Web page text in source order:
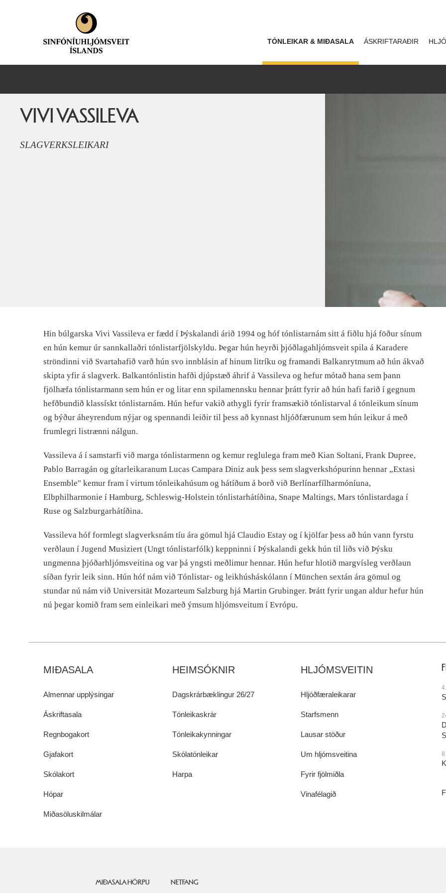
VIVI VASSILEVA
SLAGVERKSLEIKARI
Hin búlgarska Vivi Vassileva er fædd í Þýskalandi árið 1994 og hóf tónlistarnám sitt á fiðlu hjá föður sínum
en hún kemur úr sannkallaðri tónlistarfjölskyldu. Þegar hún heyrði þjóðlagahljómsveit spila á Karadere
ströndinni við Svartahafið varð hún svo innblásin af hinum litríku og framandi Balkanrytmum að hún ákvað
skipta yfir á slagverk. Balkantónlistin hafði djúpstæð áhrif á Vassileva og hefur mótað hana sem þann
fjölhæfa tónlistarmann sem hún er og litar enn spilamennsku hennar þrátt fyrir að hún hafi farið í gegnum
hefðbundið klassískt tónlistarnám. Hún hefur vakið athygli fyrir framsækið tónlistarval á tónleikum sínum
og býður áheyrendum nýjar og spennandi leiðir til þess að kynnast hljóðfærunum sem hún leikur á með
frumlegri listrænni nálgun.
Vassileva á í samstarfi við marga tónlistarmenn og kemur reglulega fram með Kian Soltani, Frank Dupree,
Pablo Barragán og gítarleikaranum Lucas Campara Diniz auk þess sem slagverkshópurinn hennar „Extasi
Ensemble" kemur fram í virtum tónleikahúsum og hátíðum á borð við Berlínarfílharmóníuna,
Elbphilharmonie í Hamburg, Schleswig-Holstein tónlistarhátíðina, Snape Maltings, Mars tónlistardaga í
Ruse og Salzburgarhátíðina.
Vassileva hóf formlegt slagverksnám tíu ára gömul hjá Claudio Estay og í kjölfar þess að hún vann fyrstu
verðlaun í Jugend Musiziert (Ungt tónlistarfólk) keppninni í Þýskalandi gekk hún til liðs við Þýsku
ungmenna þjóðarhljómsveitina og var þá yngsti meðlimur hennar. Hún hefur hlotið margvísleg verðlaun
síðan fyrir leik sinn. Hún hóf nám við Tónlistar- og leikhúsháskólann í München sextán ára gömul og
stundar nú nám við Universität Mozarteum Salzburg hjá Martin Grubinger. Þrátt fyrir ungan aldur hefur hún
nú þegar komið fram sem einleikari með ýmsum hljómsveitum í Evrópu.
MIÐASALA
Almennar upplýsingar
Áskriftasala
Regnbogakort
Gjafakort
Skólakort
Hópar
Miðasöluskilmálar
HEIMSÓKNIR
Dagskrárbæklingur 26/27
Tónleikaskrár
Tónleikakynningar
Skólatónleikar
Harpa
HLJÓMSVEITIN
Hljóðfæraleikarar
Starfsmenn
Lausar stöður
Um hljómsveitina
Fyrir fjölmiðla
Vinafélagið
TÓNLEIKAR & MIÐASALA ÁSKRIFTARAÐIR
MIÐASALA HÖRPU NETFANG